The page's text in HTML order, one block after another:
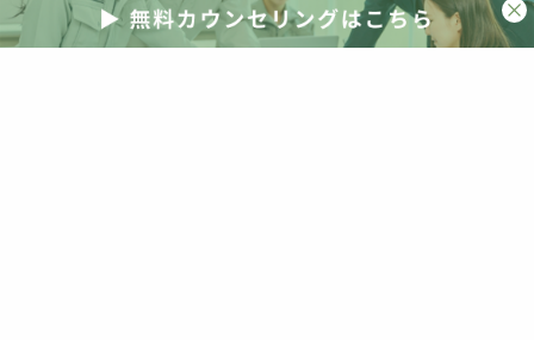
海外事例 海外視察 清水英雄事務所 減税 災害